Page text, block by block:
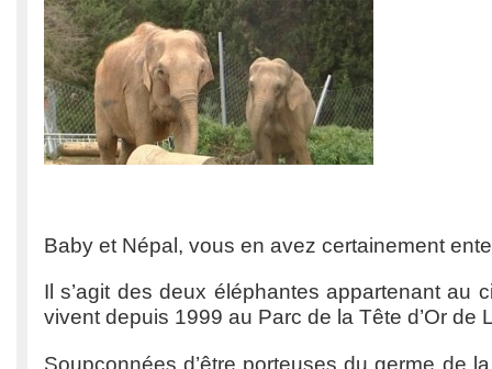
Baby et Népal, vous en avez certainement
Il s’agit des deux éléphantes appartenant au
vivent depuis 1999 au Parc de la Tête d’Or de
Soupçonnées d’être porteuses du germe de